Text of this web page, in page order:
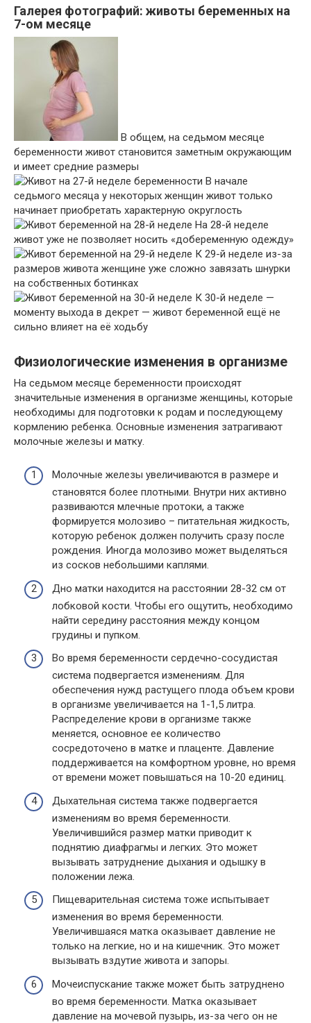
Галерея фотографий: животы беременных на
7-ом месяце
В общем, на седьмом месяце
беременности живот становится заметным окружающим
и имеет средние размеры
В начале
седьмого месяца у некоторых женщин живот только
начинает приобретать характерную округлость
На 28-й неделе
живот уже не позволяет носить «добеременную одежду»
К 29-й неделе из-за
размеров живота женщине уже сложно завязать шнурки
на собственных ботинках
К 30-й неделе —
моменту выхода в декрет — живот беременной ещё не
сильно влияет на её ходьбу
Физиологические изменения в организме
На седьмом месяце беременности происходят
значительные изменения в организме женщины, которые
необходимы для подготовки к родам и последующему
кормлению ребенка. Основные изменения затрагивают
молочные железы и матку.
Молочные железы увеличиваются в размере и
становятся более плотными. Внутри них активно
развиваются млечные протоки, а также
формируется молозиво – питательная жидкость,
которую ребенок должен получить сразу после
рождения. Иногда молозиво может выделяться
из сосков небольшими каплями.
Дно матки находится на расстоянии 28-32 см от
лобковой кости. Чтобы его ощутить, необходимо
найти середину расстояния между концом
грудины и пупком.
Во время беременности сердечно-сосудистая
система подвергается изменениям. Для
обеспечения нужд растущего плода объем крови
в организме увеличивается на 1-1,5 литра.
Распределение крови в организме также
меняется, основное ее количество
сосредоточено в матке и плаценте. Давление
поддерживается на комфортном уровне, но время
от времени может повышаться на 10-20 единиц.
Дыхательная система также подвергается
изменениям во время беременности.
Увеличившийся размер матки приводит к
поднятию диафрагмы и легких. Это может
вызывать затруднение дыхания и одышку в
положении лежа.
Пищеварительная система тоже испытывает
изменения во время беременности.
Увеличившаяся матка оказывает давление не
только на легкие, но и на кишечник. Это может
вызывать вздутие живота и запоры.
Мочеиспускание также может быть затруднено
во время беременности. Матка оказывает
давление на мочевой пузырь, из-за чего он не